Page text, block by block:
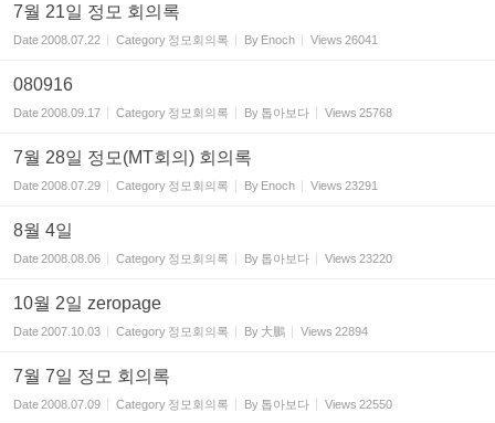
7월 21일 정모 회의록
Date2008.07.22 Category 정모회의록 By Enoch Views 26041
080916
Date2008.09.17 Category 정모회의록 By 톱아보다 Views 25768
7월 28일 정모(MT회의) 회의록
Date2008.07.29 Category 정모회의록 By Enoch Views 23291
8월 4일
Date2008.08.06 Category 정모회의록 By 톱아보다 Views 23220
10월 2일 zeropage
Date2007.10.03 Category 정모회의록 By 大鵬 Views 22894
7월 7일 정모 회의록
Date2008.07.09 Category 정모회의록 By 톱아보다 Views 22550